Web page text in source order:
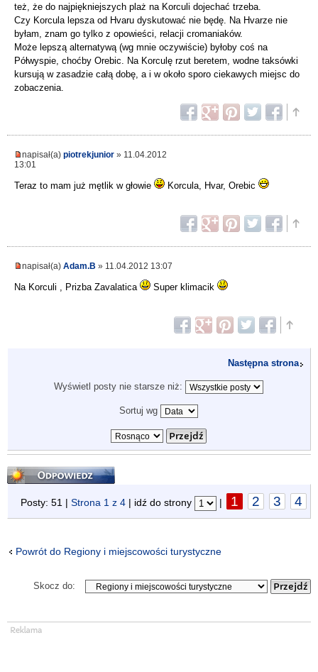
też, że do najpiękniejszych plaż na Korculi dojechać trzeba.
Czy Korcula lepsza od Hvaru dyskutować nie będę. Na Hvarze nie
byłam, znam go tylko z opowieści, relacji cromaniaków.
Może lepszą alternatywą (wg mnie oczywiście) byłoby coś na
Półwyspie, choćby Orebic. Na Korculę rzut beretem, wodne taksówki
kursują w zasadzie całą dobę, a i w około sporo ciekawych miejsc do
zobaczenia.
napisał(a) piotrekjunior » 11.04.2012
13:01
Teraz to mam już mętlik w głowie Korcula, Hvar, Orebic
napisał(a) Adam.B » 11.04.2012 13:07
Na Korculi , Prizba Zavalatica Super klimacik
Następna strona
Wyświetl posty nie starsze niż:
Sortuj wg
Odpowiedz
Posty: 51 | Strona 1 z 4 | idź do strony | 1 2 3 4
Powrót do Regiony i miejscowości turystyczne
Skocz do: